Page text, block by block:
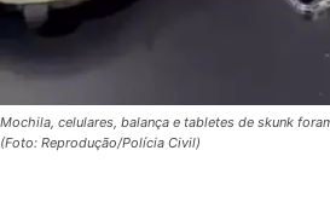
Mochila, celulares, balança e tabletes de skunk
(Foto: Reprodução/Polícia Civil)